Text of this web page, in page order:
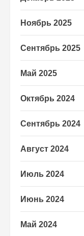
Ноябрь 2025
Сентябрь 2025
Май 2025
Октябрь 2024
Сентябрь 2024
Август 2024
Июль 2024
Июнь 2024
Май 2024